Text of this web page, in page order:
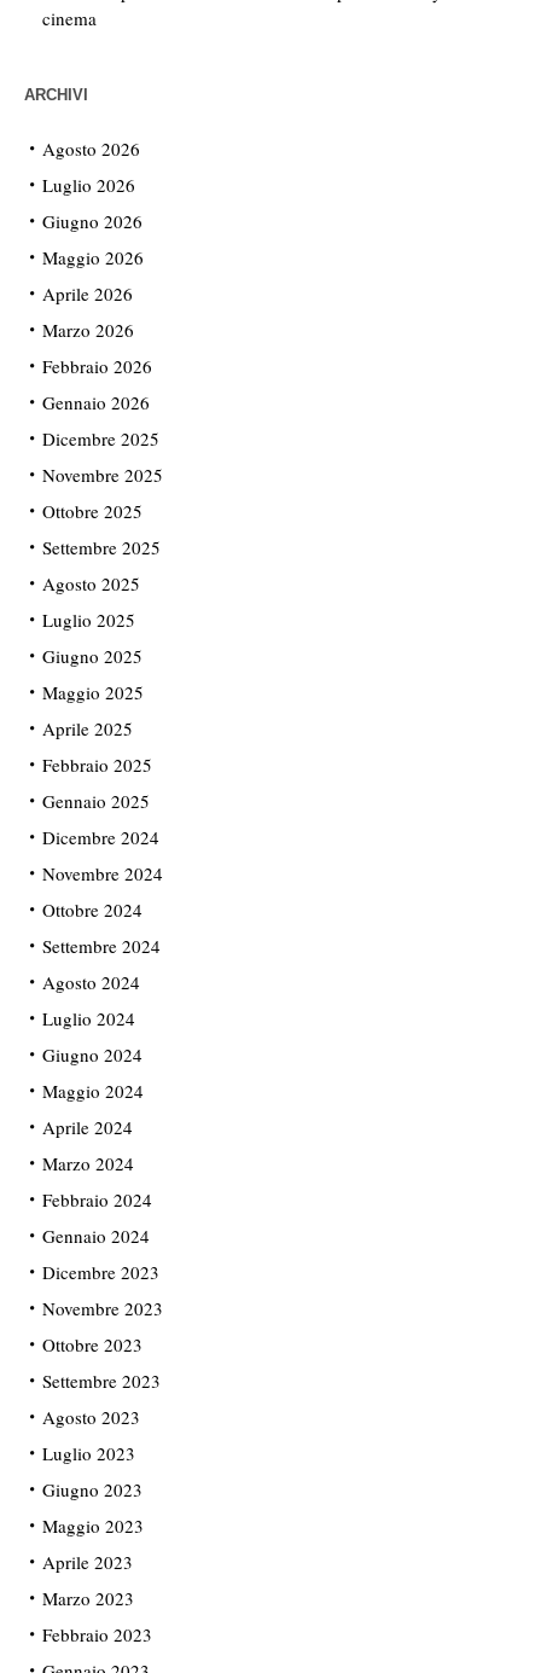
cinema
ARCHIVI
Agosto 2026
Luglio 2026
Giugno 2026
Maggio 2026
Aprile 2026
Marzo 2026
Febbraio 2026
Gennaio 2026
Dicembre 2025
Novembre 2025
Ottobre 2025
Settembre 2025
Agosto 2025
Luglio 2025
Giugno 2025
Maggio 2025
Aprile 2025
Febbraio 2025
Gennaio 2025
Dicembre 2024
Novembre 2024
Ottobre 2024
Settembre 2024
Agosto 2024
Luglio 2024
Giugno 2024
Maggio 2024
Aprile 2024
Marzo 2024
Febbraio 2024
Gennaio 2024
Dicembre 2023
Novembre 2023
Ottobre 2023
Settembre 2023
Agosto 2023
Luglio 2023
Giugno 2023
Maggio 2023
Aprile 2023
Marzo 2023
Febbraio 2023